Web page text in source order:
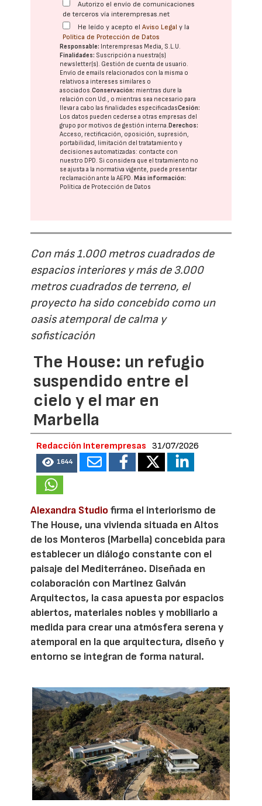
Autorizo el envío de comunicaciones
de terceros vía interempresas.net
He leído y acepto elAviso Legal y la
Política de Protección de Datos
Responsable: Interempresas Media, S.L.U.
Finalidades: Suscripción a nuestra(s)
newsletter(s). Gestión de cuenta de usuario.
Envío de emails relacionados con la misma o
relativos a intereses similares o
asociados.Conservación: mientras dure la
relación con Ud., o mientras sea necesario para
llevar a cabo las finalidades especificadasCesión:
Los datos pueden cederse a otras empresas del
grupo por motivos de gestión interna. Derechos:
Acceso, rectificación, oposición, supresión,
portabilidad, limitación del tratatamiento y
decisiones automatizadas: contacte con
nuestro DPD. Si considera que el tratamiento no
se ajusta a la normativa vigente, puede presentar
reclamación ante laAEPD. Más información:
Política de Protección de Datos
Con más 1.000 metros cuadrados de
espacios interiores y más de 3.000
metros cuadrados de terreno, el
proyecto ha sido concebido como un
oasis atemporal de calma y
sofisticación
The House: un refugio
suspendido entre el
cielo y el mar en
Marbella
Redacción Interempresas 31/07/2026
1644
Alexandra Studio firma el interiorismo de
The House, una vivienda situada en Altos
de los Monteros (Marbella) concebida para
establecer un diálogo constante con el
paisaje del Mediterráneo. Diseñada en
colaboración con Martinez Galván
Arquitectos, la casa apuesta por espacios
abiertos, materiales nobles y mobiliario a
medida para crear una atmósfera serena y
atemporal en la que arquitectura, diseño y
entorno se integran de forma natural.